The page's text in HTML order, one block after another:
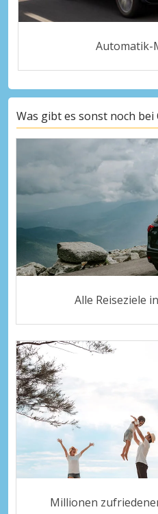
Automatik-
Was gibt es sonst noch bei
Alle Reiseziele
Millionen